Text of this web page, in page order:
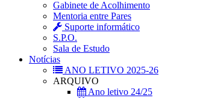
Gabinete de Acolhimento
Mentoria entre Pares
Suporte informático
S.P.O.
Sala de Estudo
Notícias
ANO LETIVO 2025-26
ARQUIVO
Ano letivo 24/25